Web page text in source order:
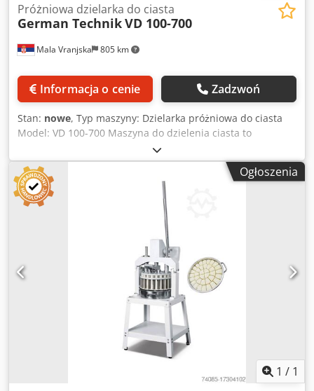
Mala Vranjska 805 km
Próżniowa dzielarka do ciasta
German TechnikVD 100-700
Informacja o cenie Zadzwoń
Stan: nowe, Typ maszyny: Dzielarka próżniowa do ciasta
Model: VD 100-700 Maszyna do dzielenia ciasta to
najnowszy system technologii przetwarzania ciasta Cięcie
ciasta do wymaganej wagi bez naciskania i uszkadzania go
Wszystkie powierzchnie mające kontakt z testem są
wykonane ze stali nierdzewnej Zakres wagowy: od 100gr do
700gr Wydajność: 1800 - 2400 sztuk na godzinę Wymiary:
1370/1780 x 650 x 1600 mm Waga: 420 kg Moc elektryczna:
Ogłoszenia
1 / 1